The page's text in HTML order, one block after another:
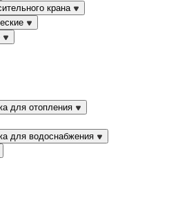
крана
для отопления
для водоснабжения